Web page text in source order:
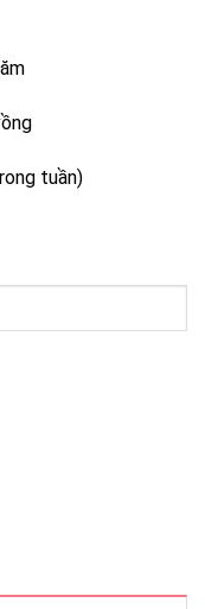
tuần)